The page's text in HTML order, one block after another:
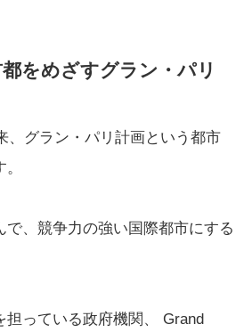
をめざすグラン・パリ
、グラン・パリ計画という都市
で、競争力の強い国際都市にする
担っている政府機関、 Grand